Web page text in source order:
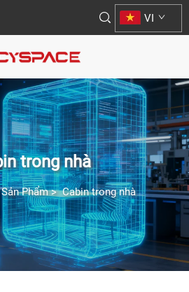
VI
trong nhà
Sản Phẩm>Cabin trong nhà